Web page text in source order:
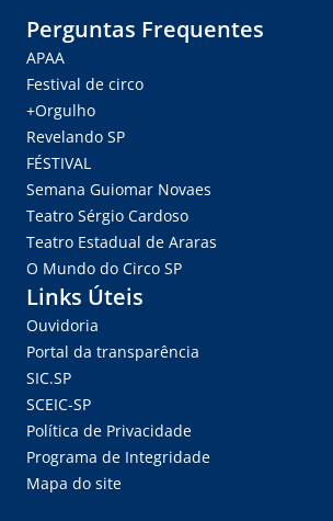
Perguntas Frequentes
APAA
Festival de circo
+Orgulho
Revelando SP
FÉSTIVAL
Semana Guiomar Novaes
Teatro Sérgio Cardoso
Teatro Estadual de Araras
O Mundo do Circo SP
Links Úteis
Ouvidoria
Portal da transparência
SIC.SP
SCEIC-SP
Política de Privacidade
Programa de Integridade
Mapa do site